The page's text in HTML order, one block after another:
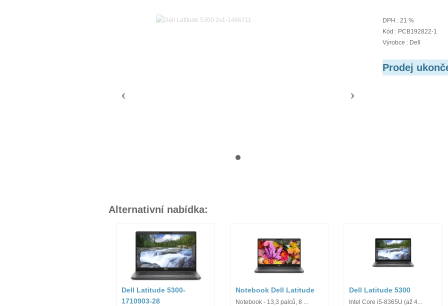
DPH : 21 %
Kód : PCB192822-1
Výrobce : Dell
Prodej
Alternativní nabídka:
Dell Latitude 5300-
1710903-28
Notebook Dell Latitude
Notebook - 13,3 palců, 8 ...
Dell Latitude 5300
Intel Core i5-8365U (až 4...